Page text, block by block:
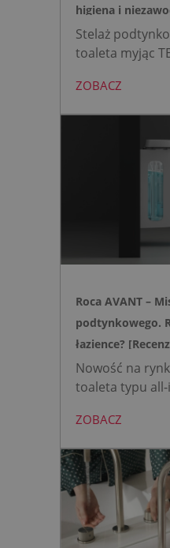
higiena i
Stelaż
toaleta myjąc
mini to zestaw,
wybrać, gdy
bezpiecznej
działającą w
wody oraz
przycisk
ZOBACZ
Roca AVANT –
podtynkowego.
łazience?
Nowość na
toaleta typu all-
montażu
Zyskujesz do
łazience i o 15%
spłukiwanie
opartej na
Idealne
remontów bez
ZOBACZ